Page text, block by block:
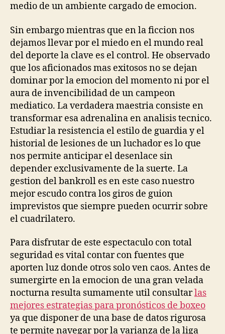
medio de un ambiente cargado de emocion.
Sin embargo mientras que en la ficcion nos
dejamos llevar por el miedo en el mundo real
del deporte la clave es el control. He observado
que los aficionados mas exitosos no se dejan
dominar por la emocion del momento ni por el
aura de invencibilidad de un campeon
mediatico. La verdadera maestria consiste en
transformar esa adrenalina en analisis tecnico.
Estudiar la resistencia el estilo de guardia y el
historial de lesiones de un luchador es lo que
nos permite anticipar el desenlace sin
depender exclusivamente de la suerte. La
gestion del bankroll es en este caso nuestro
mejor escudo contra los giros de guion
imprevistos que siempre pueden ocurrir sobre
el cuadrilatero.
Para disfrutar de este espectaculo con total
seguridad es vital contar con fuentes que
aporten luz donde otros solo ven caos. Antes de
sumergirte en la emocion de una gran velada
nocturna resulta sumamente util consultarlas
mejores estrategias para pronósticos de boxeo
ya que disponer de una base de datos rigurosa
te permite navegar por la varianza de la liga